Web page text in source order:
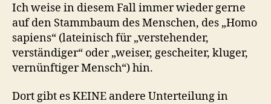
Ich weise in diesem Fall immer wieder gerne
auf den Stammbaum des Menschen, des „Homo
sapiens“ (lateinisch für „verstehender,
verständiger“ oder „weiser, gescheiter, kluger,
vernünftiger Mensch“) hin.
Dort gibt es KEINE andere Unterteilung in